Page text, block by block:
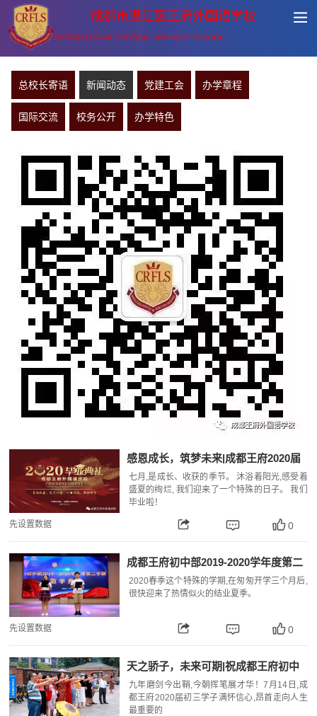
成都市温江区王府外国语学校
CHENGDU ROYAL FOREIGN LANGUAGE SCHOOL
总校长寄语 新闻动态 党建工会 办学章程
国际交流 校务公开 办学特色
感恩成长，筑梦未来|成都王府2020届
毕业典礼
七月,是成长、收获的季节。 沐浴着阳光,感受着
盛夏的绚烂, 我们迎来了一个特殊的日子。 我们
毕业啦！
先设置数据 0
成都王府初中部2019-2020学年度第二
学期散学典礼
2020春季这个特殊的学期,在匆匆开学三个月后,
很快迎来了热情似火的结业夏季。
先设置数据 0
天之骄子，未来可期|祝成都王府初中
部2020届学子中考大捷
九年磨剑今出鞘,今朝挥笔展才华！7月14日,成
都王府2020届初三学子满怀信心,昂首走向人生
最重要的